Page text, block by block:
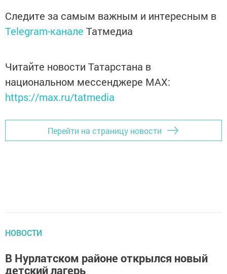
Следите за самым важным и интересным в
Telegram-канале Татмедиа
Читайте новости Татарстана в
национальном мессенджере MАХ:
https://max.ru/tatmedia
Перейти на страницу новости
НОВОСТИ
В Нурлатском районе открылся новый
детский лагерь